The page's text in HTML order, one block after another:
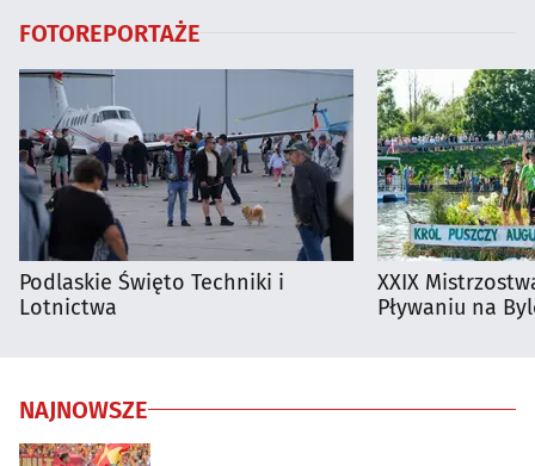
FOTOREPORTAŻE
Podlaskie Święto Techniki i
Lotnictwa
XXIX
Pływaniu na
NAJNOWSZE